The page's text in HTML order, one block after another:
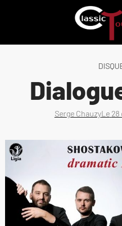
Serge ChauzyLe 28